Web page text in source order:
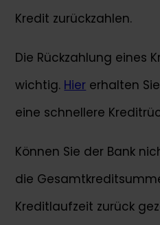
Kredit zurückzahlen.
Die Rückzahlung eines
wichtig. Hier erhalten
eine schnellere
Können Sie der Bank
die
Kreditlaufzeit zurück